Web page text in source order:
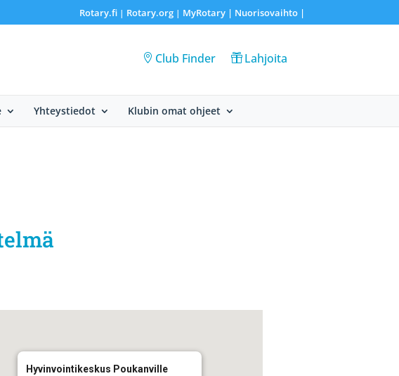
Rotary.fi| Rotary.org| MyRotary | Nuorisovaihto|
Club Finder Lahjoita
Yhteystiedot Klubin omat ohjeet
Hyvinvointikeskus Poukanville